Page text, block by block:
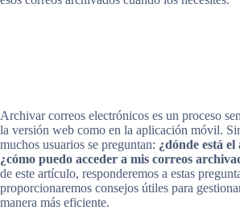
Archivar correos electrónicos es un proceso
la versión web como en la aplicación móvil.
muchos usuarios se preguntan: ¿dónde está
¿cómo puedo acceder a mis correos
de este artículo, responderemos a estas
proporcionaremos consejos útiles para
manera más eficiente.